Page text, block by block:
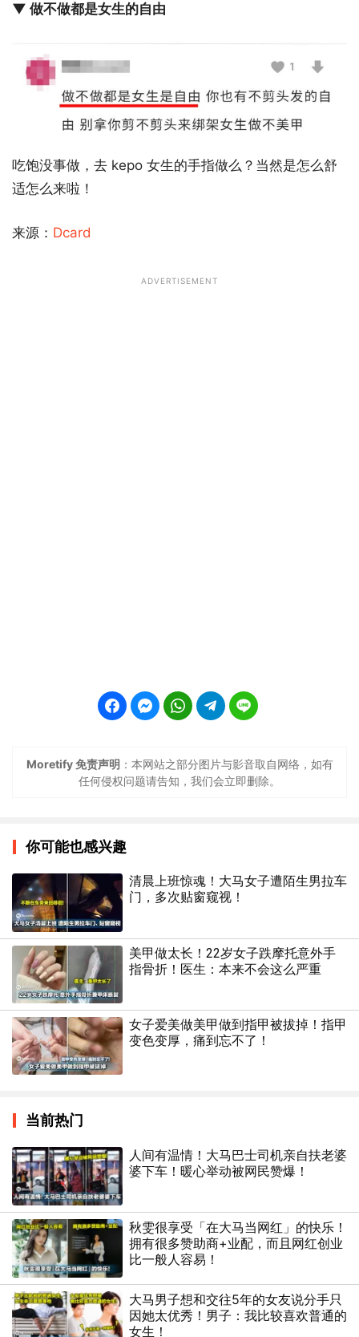
▼ 做不做都是女生的自由
吃饱没事做，去 kepo 女生的手指做么？当然是怎么舒
适怎么来啦！
来源： Dcard
ADVERTISEMENT
Moretify 免责声明 ：本网站之部分图片与影音取自网络，如有
任何侵权问题请告知，我们会立即删除。
你可能也感兴趣
清晨上班惊魂！大马女子遭陌生男拉车
门，多次贴窗窥视！
美甲做太长！22岁女子跌摩托意外手
指骨折！医生：本来不会这么严重
女子爱美做美甲做到指甲被拔掉！指甲
变色变厚，痛到忘不了！
当前热门
人间有温情！大马巴士司机亲自扶老婆
婆下车！暖心举动被网民赞爆！
秋雯很享受「在大马当网红」的快乐！
拥有很多赞助商+业配，而且网红创业
比一般人容易！
大马男子想和交往5年的女友说分手只
因她太优秀！男子：我比较喜欢普通的
女生！